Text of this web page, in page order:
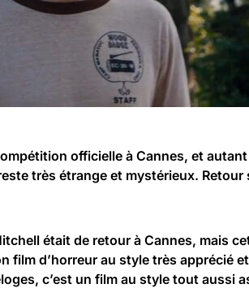
officielle à Cannes, et
très étrange et mystérieux.
était de retour à Cannes, mais
film d’horreur au style très apprécié
c’est un film au style tout aussi